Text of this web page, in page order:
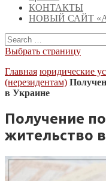
КОНТАКТЫ
НОВЫЙ САЙТ
Выбрать страницу
Главная юридические
(нерезидентам)
в Украине
Получение
жительство